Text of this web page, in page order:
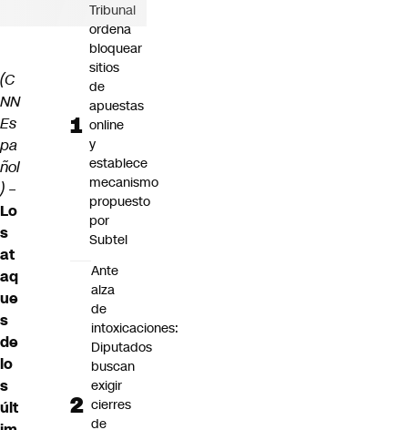
(C
NN
Es
pa
ñol
) –
Lo
s
at
aq
ue
s
de
lo
s
últ
Tribunal
ordena
bloquear
sitios
de
apuestas
online
y
establece
mecanismo
propuesto
por
Subtel
Ante
alza
de
intoxicaciones:
Diputados
buscan
exigir
cierres
de